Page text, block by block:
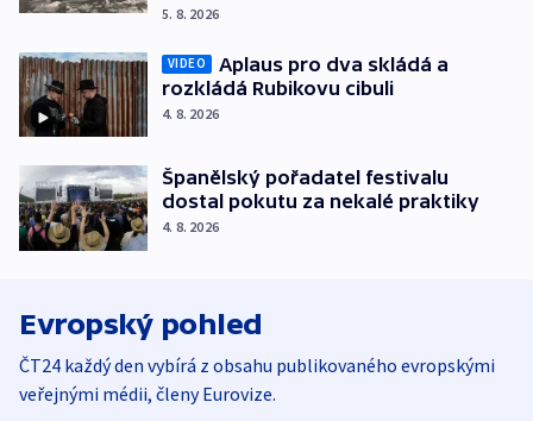
5. 8. 2026
VIDEO
Aplaus pro dva skládá a
rozkládá Rubikovu cibuli
4. 8. 2026
Španělský pořadatel festivalu
dostal pokutu za nekalé praktiky
4. 8. 2026
Evropský pohled
ČT24 každý den vybírá z obsahu publikovaného evropskými
veřejnými médii, členy Eurovize.